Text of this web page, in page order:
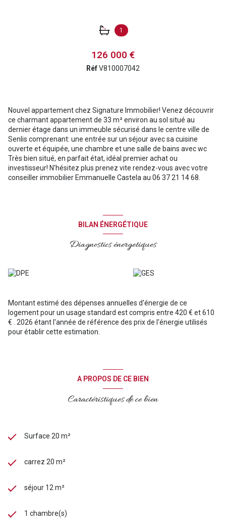
1
126 000 €
RéfV810007042
Nouvel appartement chez Signature Immobilier! Venez découvrir
ce charmant appartement de 33 m² environ au sol situé au
dernier étage dans un immeuble sécurisé dans le centre ville de
Senlis comprenant: une entrée sur un séjour avec sa cuisine
ouverte et équipée, une chambre et une salle de bains avec wc
Très bien situé, en parfait état, idéal premier achat ou
investisseur! N'hésitez plus prenez vite rendez-vous avec votre
conseiller immobilier Emmanuelle Castela au 06 37 21 14 68.
BILAN ÉNERGÉTIQUE
Diagnostics énergetiques
Montant estimé des dépenses annuelles d'énergie de ce
logement pour un usage standard est compris entre 420 € et 610
€ . 2026 étant l'année de référence des prix de l'énergie utilisés
pour établir cette estimation.
A PROPOS DE CE BIEN
Caractéristiques de ce bien
Surface 20 m²
carrez 20 m²
séjour 12 m²
1 chambre(s)